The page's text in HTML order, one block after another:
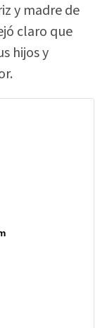
y madre de
claro que
hijos y